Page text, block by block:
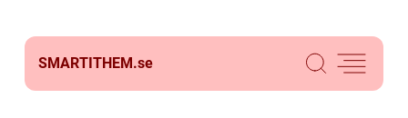
SMARTITHEM.se